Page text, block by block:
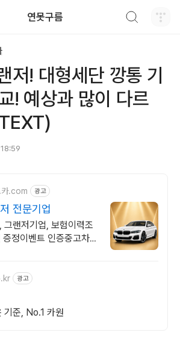
연못구름
저! 대형세단 깡통 기
! 예상과 많이 다르
.com 광고
전문기업
그랜저기업, 보험이력조
정이벤트 인증중고차 7
광고
기준, No.1 카원